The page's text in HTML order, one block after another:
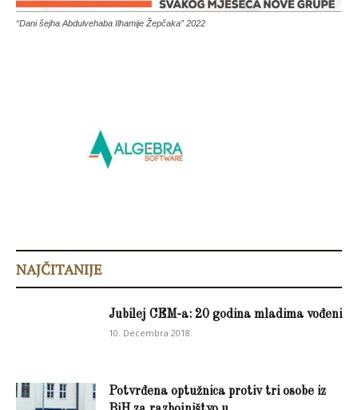
“Dani šejha Abdulvehaba Ilhamije Žepčaka” 2022
NAJČITANIJE
Jubilej CEM-a: 20 godina mladima vođeni
10. Decembra 2018.
Potvrđena optužnica protiv tri osobe iz